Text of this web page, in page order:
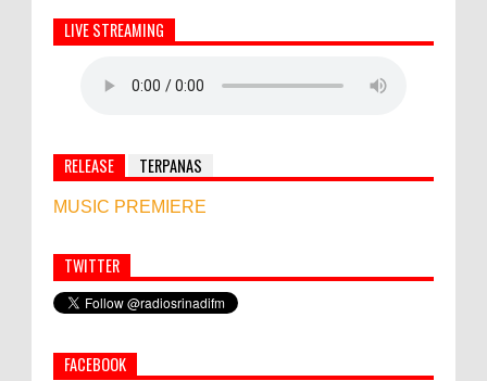
LIVE STREAMING
RELEASE TERPANAS
MUSIC PREMIERE
Simbol Persahabatan, RI Bangun Islamic Centre di
Afghanistan
PEMKAB KLUNGKUNG GELAR PASAR
TWITTER
FACEBOOK